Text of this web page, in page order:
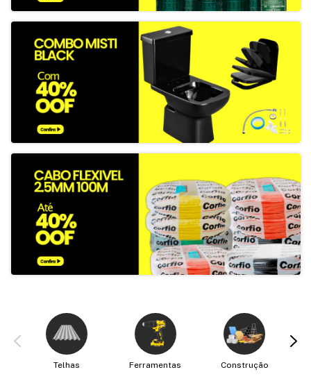
Telhas Ferramentas Construção